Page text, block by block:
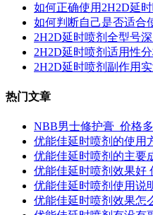
如何正确使用2H2D延
如何判断自己是否适合
2H2D延时喷剂全型号
2H2D延时喷剂适用性
2H2D延时喷剂副作用
热门文章
NBB男士修护膏_价格
优能佳延时喷剂的使用
优能佳延时喷剂的主要
优能佳延时喷剂效果好
优能佳延时喷剂使用说
优能佳延时喷剂效果怎